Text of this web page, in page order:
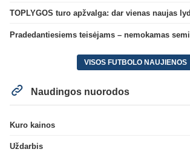
TOPLYGOS turo apžvalga: dar vienas naujas
VISOS FUTBOLO NAUJIENOS
Naudingos nuorodos
Kuro kainos
Uždarbis